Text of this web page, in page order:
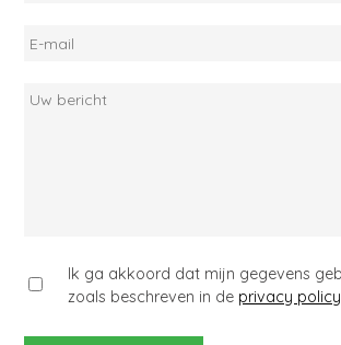
mail
Uw
bericht
Ik ga akkoord dat mijn gegevens
zoals beschreven in de privacy policy